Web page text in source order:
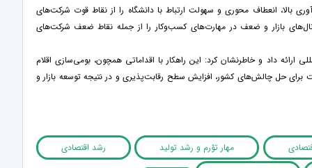
انعطاف محوری و سهولت ارتباط با دانشگاه را از نقاط قوت شرکت‌های
بازار و ضعف در مهارت‌های کسب‌وکار را از جمله نقاط ضعف شرکت‌های
ارائه داد و خاطرنشان کرد: این راهکار با اقداماتی همچون، بومی‌سازی اقلام
حل چالش‌های کشور، افزایش سطح رقابت‌پذیری و در نتیجه توسعه بازار و
مهار توّرم و رشد تولید
رشد اقتصادی